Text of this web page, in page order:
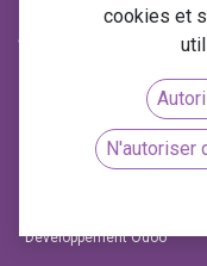
Services
Conseil & Expertise Odoo
Migrations Odoo
Développement Odoo
cookies et
N'autoriser